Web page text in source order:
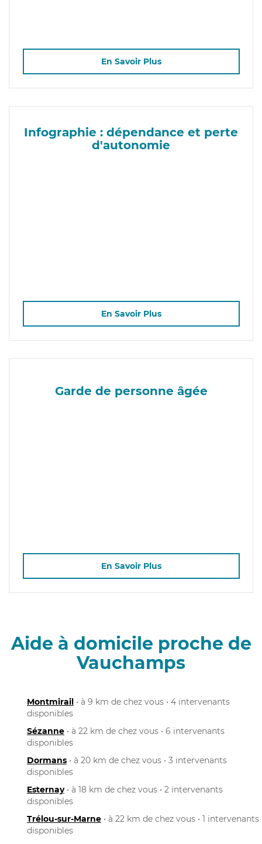
En Savoir Plus
Infographie : dépendance et perte
d'autonomie
En Savoir Plus
Garde de personne âgée
En Savoir Plus
Aide à domicile proche de
Vauchamps
Montmirail • à 9 km de chez vous • 4 intervenants
disponibles
Sézanne • à 22 km de chez vous • 6 intervenants
disponibles
Dormans • à 20 km de chez vous • 3 intervenants
disponibles
Esternay• à 18 km de chez vous • 2 intervenants
disponibles
Trélou-sur-Marne • à 22 km de chez vous • 1 intervenants
disponibles